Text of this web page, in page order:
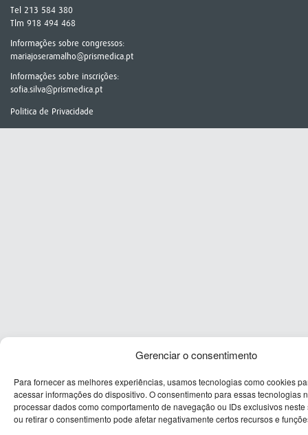
Gerenciar o consentimento
Para fornecer as melhores experiências, usamos tecnologias como cookies
acessar informações do dispositivo. O consentimento para essas tecnologias
processar dados como comportamento de navegação ou IDs exclusivos
ou retirar o consentimento pode afetar negativamente certos recursos e
Tel 213 584 380
Tlm 918 494 468
Informações sobre congressos:
mariajoseramalho@prismedica.pt
Informações sobre inscrições:
sofia.silva@prismedica.pt
Politica de Privacidade